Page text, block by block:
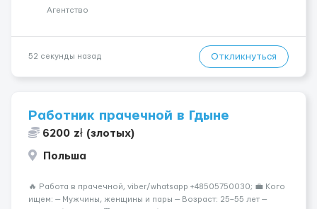
Агентство
52 секунды назад Откликнуться
Работник прачечной в Гдыне
6200 zł (злотых)
Польша
🔥 Работа в прачечной, viber/whatsapp +48505750030; 💼 Кого
ищем: — Мужчины, женщины и пары — Возраст: 25–55 лет —